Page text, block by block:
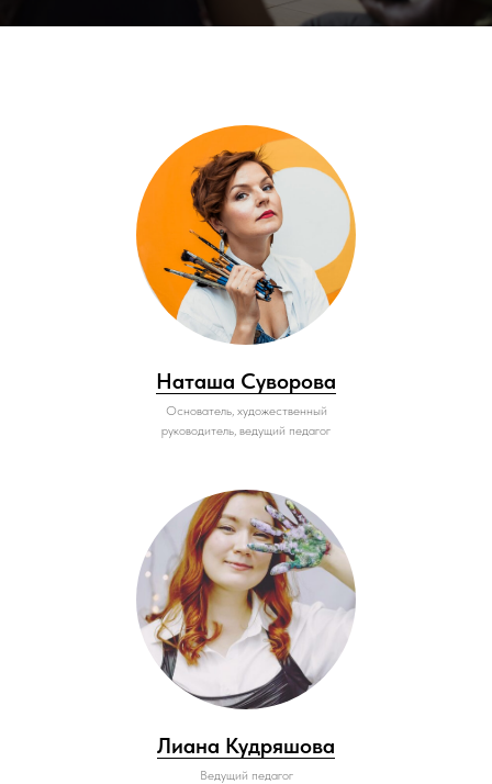
Наташа Суворова
Основатель, художественный
руководитель, ведущий педагог
Лиана Кудряшова
Ведущий педагог